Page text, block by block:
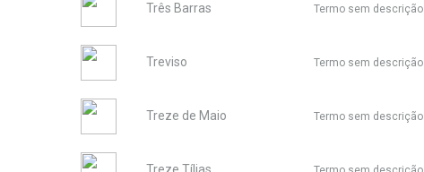
Três Barras Termo sem descrição
Treviso Termo sem descrição
Treze de Maio Termo sem descrição